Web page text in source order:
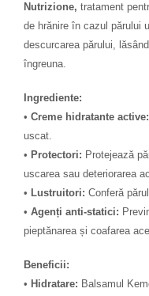
Nutrizione, tratament
de hrănire în cazul părului
descurcarea părului,
îngreuna.
Ingrediente:
• Creme hidratante active:
uscat.
• Protectori: Protejează
uscarea sau deteriorarea
• Lustruitori: Conferă
• Agenți anti-statici:
pieptănarea și coafarea
Beneficii:
• Hidratare: Balsamul